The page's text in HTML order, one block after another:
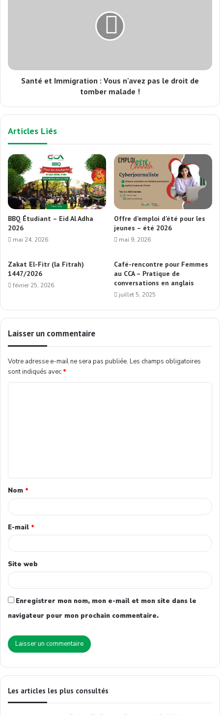
Santé et Immigration : Vous n'avez pas le droit de
tomber malade !
Articles Liés
BBQ Étudiant – Eid Al Adha
2026
mai 24, 2026
Offre d’emploi d’été pour les
jeunes – été 2026
mai 9, 2026
Zakat El-Fitr (la Fitrah)
1447/2026
février 25, 2026
Café-rencontre pour Femmes
au CCA – Pratique de
conversations en anglais
juillet 5, 2025
Laisser un commentaire
Votre adresse e-mail ne sera pas publiée. Les champs obligatoires
sont indiqués avec *
Nom *
E-mail *
Site web
Enregistrer mon nom, mon e-mail et mon site dans le
navigateur pour mon prochain commentaire.
Les articles les plus consultés